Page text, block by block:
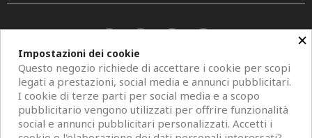
Copyright © 2026 Centro Specchi. Mestre (Venezia) P.IVA 04962320273.
×
Impostazioni dei cookie
Questo negozio richiede di accettare i cookie per scopi
legati a prestazioni, social media e annunci pubblicitari.
I cookie di terze parti per social media e a scopo
pubblicitario vengono utilizzati per offrire funzionalità
social e annunci pubblicitari personalizzati. Accetti i